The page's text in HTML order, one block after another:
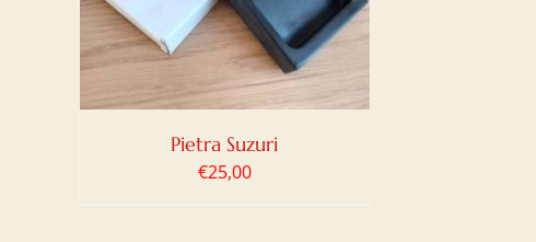
Pietra Suzuri
€25,00